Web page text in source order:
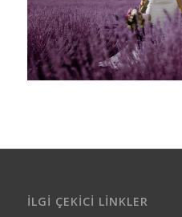
İLGI ÇEKICI LINKLER